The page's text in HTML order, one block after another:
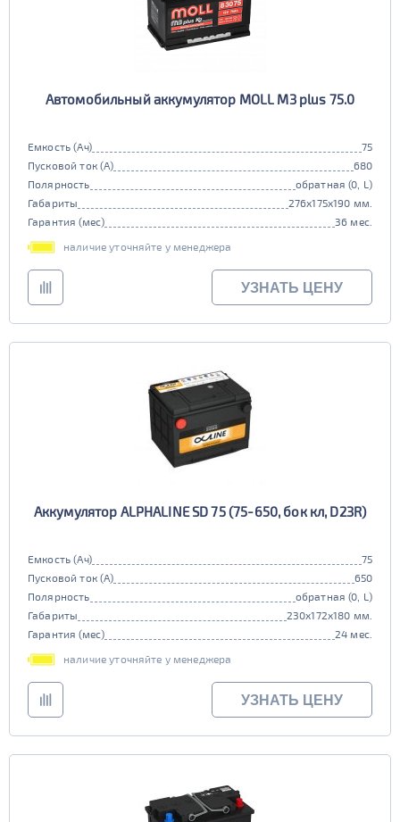
Автомобильный аккумулятор MOLL M3 plus 75.0
Емкость (Ач)
75
Пусковой ток (А)
680
Полярность
обратная (0, L)
Габариты
276x175x190 мм.
Гарантия (мес)
36 мес.
наличие уточняйте у менеджера
УЗНАТЬ ЦЕНУ
Аккумулятор ALPHALINE SD 75 (75-650, бок кл, D23R)
Емкость (Ач)
75
Пусковой ток (А)
650
Полярность
обратная (0, L)
Габариты
230x172x180 мм.
Гарантия (мес)
24 мес.
наличие уточняйте у менеджера
УЗНАТЬ ЦЕНУ